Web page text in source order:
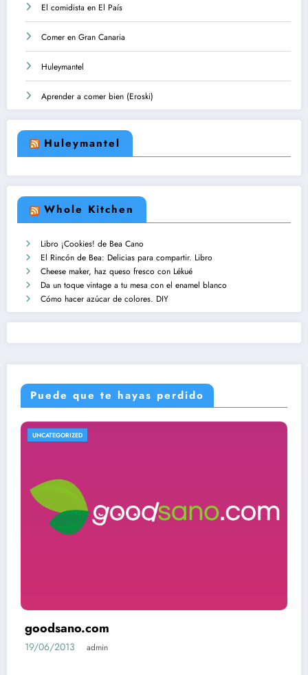
El comidista en El País
Comer en Gran Canaria
Huleymantel
Aprender a comer bien (Eroski)
Huleymantel
Whole Kitchen
Libro ¡Cookies! de Bea Cano
El Rincón de Bea: Delicias para compartir. Libro
Cheese maker, haz queso fresco con Lékué
Da un toque vintage a tu mesa con el enamel blanco
Cómo hacer azúcar de colores. DIY
Puede que te hayas perdido
UNCATEGORIZED
goodsano.com
19/06/2013 admin